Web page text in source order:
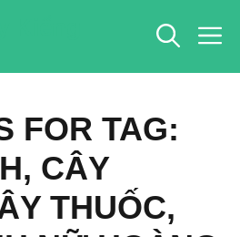
FOR TAG:
, CÂY
THUỐC,